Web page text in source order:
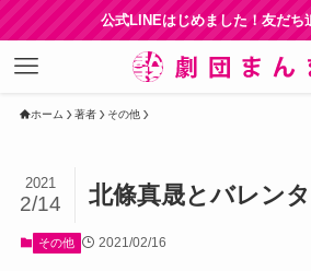
公式LINEはじめました！友だち
ホーム 著者 その他
北條真晟とバレン
2021
2/14
その他 2021/02/16